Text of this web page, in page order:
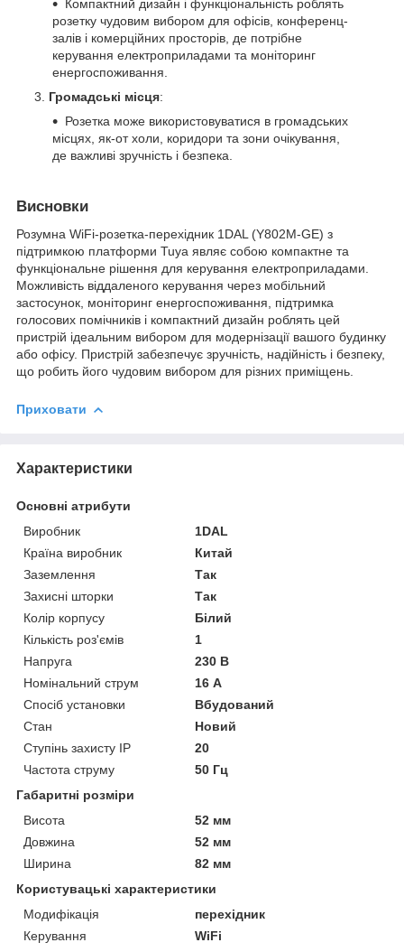
Компактний дизайн і функціональність роблять
розетку чудовим вибором для офісів, конференц-
залів і комерційних просторів, де потрібне
керування електроприладами та моніторинг
енергоспоживання.
Громадські місця:
Розетка може використовуватися в громадських
місцях, як-от холи, коридори та зони очікування,
де важливі зручність і безпека.
Висновки
Розумна WiFi-розетка-перехідник 1DAL (Y802M-GE) з
підтримкою платформи Tuya являє собою компактне та
функціональне рішення для керування електроприладами.
Можливість віддаленого керування через мобільний
застосунок, моніторинг енергоспоживання, підтримка
голосових помічників і компактний дизайн роблять цей
пристрій ідеальним вибором для модернізації вашого будинку
або офісу. Пристрій забезпечує зручність, надійність і безпеку,
що робить його чудовим вибором для різних приміщень.
Приховати
Характеристики
Основні атрибути
Виробник
1DAL
Країна виробник
Китай
Заземлення
Так
Захисні шторки
Так
Колір корпусу
Білий
Кількість роз'ємів
1
Напруга
230 В
Номінальний струм
16 А
Спосіб установки
Вбудований
Стан
Новий
Ступінь захисту IP
20
Частота струму
50 Гц
Габаритні розміри
Висота
52 мм
Довжина
52 мм
Ширина
82 мм
Користувацькі характеристики
Модифікація
перехідник
Керування
WiFi